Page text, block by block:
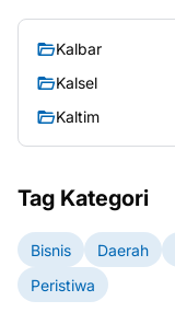
Kalbar
Kalsel
Kaltim
Tag Kategori
Bisnis Daerah
Peristiwa